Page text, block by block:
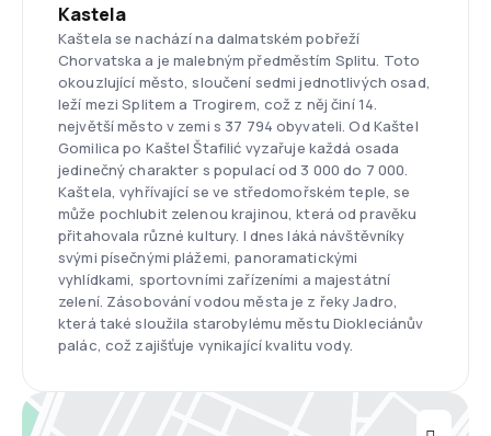
Kastela
Kaštela se nachází na dalmatském pobřeží
Chorvatska a je malebným předměstím Splitu. Toto
okouzlující město, sloučení sedmi jednotlivých osad,
leží mezi Splitem a Trogirem, což z něj činí 14.
největší město v zemi s 37 794 obyvateli. Od Kaštel
Gomilica po Kaštel Štafilić vyzařuje každá osada
jedinečný charakter s populací od 3 000 do 7 000.
Kaštela, vyhřívající se ve středomořském teple, se
může pochlubit zelenou krajinou, která od pravěku
přitahovala různé kultury. I dnes láká návštěvníky
svými písečnými plážemi, panoramatickými
vyhlídkami, sportovními zařízeními a majestátní
zelení. Zásobování vodou města je z řeky Jadro,
která také sloužila starobylému městu Diokleciánův
palác, což zajišťuje vynikající kvalitu vody.